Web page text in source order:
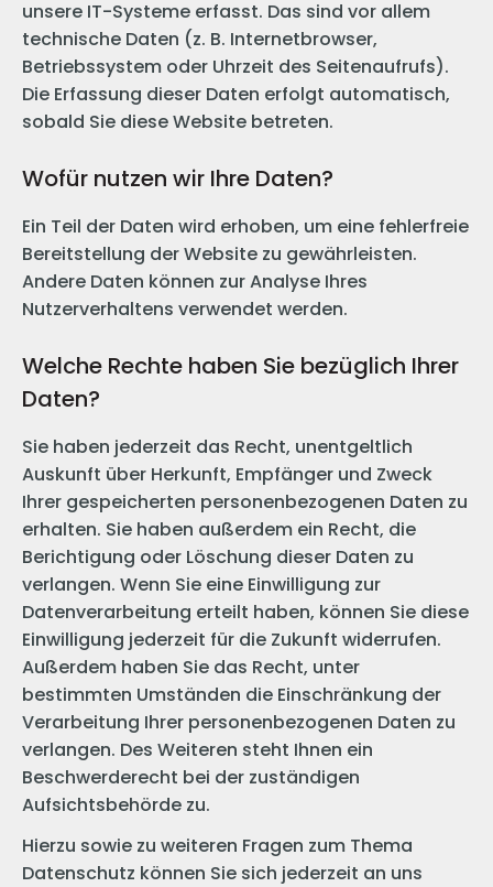
unsere IT-Systeme erfasst. Das sind vor allem
technische Daten (z. B. Internetbrowser,
Betriebssystem oder Uhrzeit des Seitenaufrufs).
Die Erfassung dieser Daten erfolgt automatisch,
sobald Sie diese Website betreten.
Wofür nutzen wir Ihre Daten?
Ein Teil der Daten wird erhoben, um eine fehlerfreie
Bereitstellung der Website zu gewährleisten.
Andere Daten können zur Analyse Ihres
Nutzerverhaltens verwendet werden.
Welche Rechte haben Sie bezüglich Ihrer
Daten?
Sie haben jederzeit das Recht, unentgeltlich
Auskunft über Herkunft, Empfänger und Zweck
Ihrer gespeicherten personenbezogenen Daten zu
erhalten. Sie haben außerdem ein Recht, die
Berichtigung oder Löschung dieser Daten zu
verlangen. Wenn Sie eine Einwilligung zur
Datenverarbeitung erteilt haben, können Sie diese
Einwilligung jederzeit für die Zukunft widerrufen.
Außerdem haben Sie das Recht, unter
bestimmten Umständen die Einschränkung der
Verarbeitung Ihrer personenbezogenen Daten zu
verlangen. Des Weiteren steht Ihnen ein
Beschwerderecht bei der zuständigen
Aufsichtsbehörde zu.
Hierzu sowie zu weiteren Fragen zum Thema
Datenschutz können Sie sich jederzeit an uns